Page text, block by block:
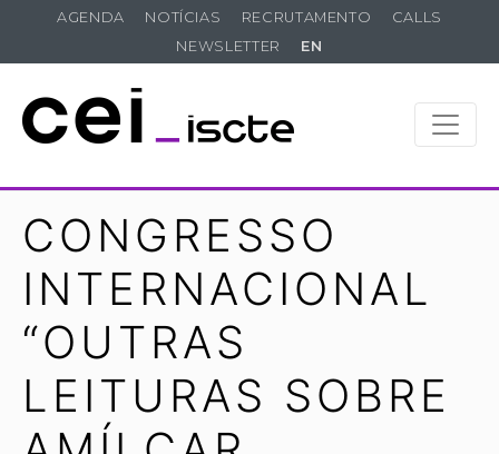
AGENDA NOTÍCIAS RECRUTAMENTO
CALLS
NEWSLETTER
EN
CONGRESSO
INTERNACIONAL
“OUTRAS
LEITURAS SOBRE